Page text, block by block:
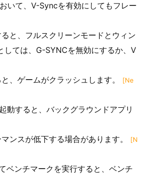
いて、V-Syncを有効にしてもフレー
と、フルスクリーンモードとウィン
しては、G-SYNCを無効にするか、V
、ゲームがクラッシュします。
[Ne
すると、バックグラウンドアプリ
ンスが低下する場合があります。
[N
ベンチマークを実行すると、ベンチ